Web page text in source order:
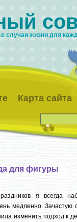
случаи жизни для
Карта сайта
для фигуры
я всегда
медленно. Зачастую
изменить подход к